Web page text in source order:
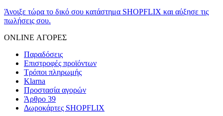
Άνοιξε τώρα το δικό σου κατάστημα SHOPFLIX και αύξησε τις
πωλήσεις σου.
ONLINE ΑΓΟΡΕΣ
Παραδόσεις
Επιστροφές προϊόντων
Τρόποι πληρωμής
Klarna
Προστασία αγορών
Άρθρο 39
Δωροκάρτες SHOPFLIX